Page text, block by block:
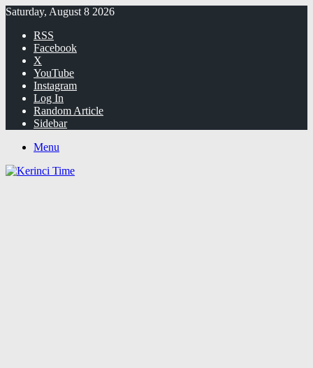
Saturday, August 8 2026
RSS
Facebook
X
YouTube
Instagram
Log In
Random Article
Sidebar
Menu